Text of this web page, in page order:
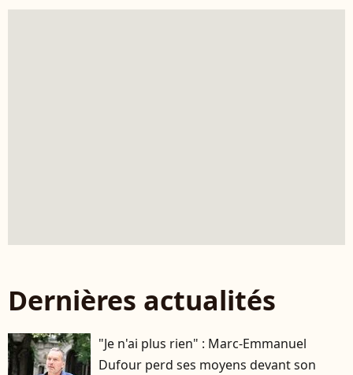
Dernières actualités
"Je n'ai plus rien" : Marc-Emmanuel
Dufour perd ses moyens devant son